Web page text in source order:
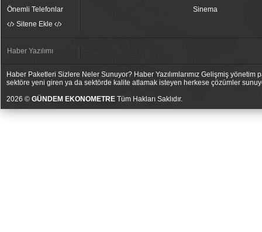
Önemli Telefonlar
Sitene Ekle
Sinema
Haber Yazılımı
Haber Paketleri Sizlere Neler Sunuyor? Haber Yazılımlarımız Gelişmiş
sektöre yeni giren ya da sektörde kalite atlamak isteyen herkese çözümler
2026 © GÜNDEM EKONOMETRE Tüm Hakları Saklıdır.